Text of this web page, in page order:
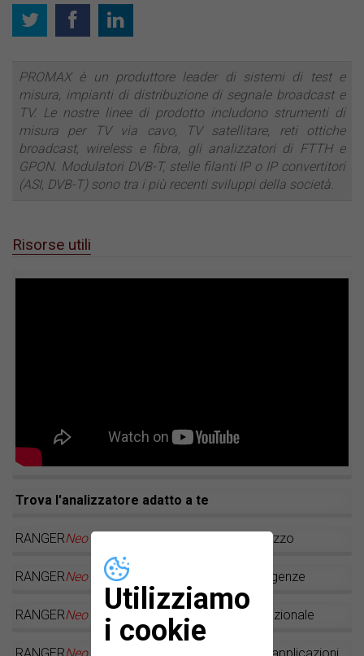
Utilizziamo
i cookie
PROMAX è un produttore leader di sistemi di test e
misura, impianti di distribuzione di segnale broadcast e
TV. Le nostre linee di prodotto includono strumenti di
misura per TV via cavo, TV satellitare, reti ottiche
broadcast, wireless e fibra, gli analizzatori di FTTH e
GPON. Modulatori DVB-T, stelle filanti IP o IP convertitori
(ASI, DVB-T) sono tra i più recenti sviluppi della società.
Risorse utili
Trova l'analizzatore adatto a te
RANGERNeoLite: Ottimo rapporto qualità-prezzo
RANGERNeo+: Ampliabile secondo le tue esigenze
RANGERNeo2: Un misuratore di campo eccezionale